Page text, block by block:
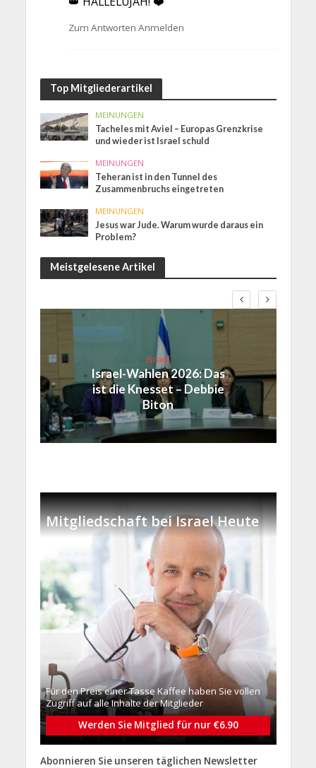
Zum Antworten Anmelden
Top Mitgliederartikel
MEINUNGEN
Tacheles mit Aviel – Europas Grenzkrise
und wieder ist Israel schuld
MEINUNGEN
Teheran ist in den Tunnel des
Zusammenbruchs eingetreten
MEINUNGEN
Jesus war Jude. Warum wurde daraus ein
Problem?
Meistgelesene Artikel
Israel
Israel-Wahlen 2026: Das
ist die Knesset – Debbie
Biton
Mitgliedschaft bei Israel Heute
Für den Preis einer Tasse Kaffee haben Sie vollen
Zugriff auf alle Inhalte der Mitglieder
Werden Sie Mitglied für nur €6.90
Abonnieren Sie unseren täglichen Newsletter